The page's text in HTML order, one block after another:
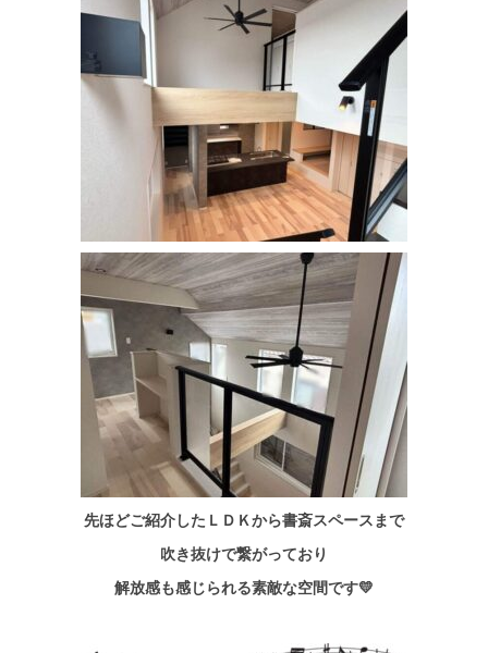
先ほどご紹介したＬＤＫから書斎スペースまで
吹き抜けで繋がっており
解放感も感じられる素敵な空間です💛